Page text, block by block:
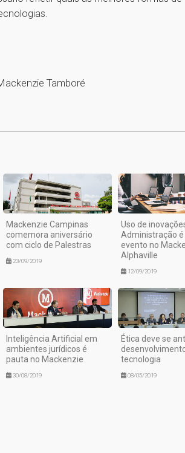
Tamboré
Mackenzie Campinas
comemora aniversário
com ciclo de Palestras
23/09/2019
Uso de
Administração
evento no
Alphaville
12/09/2019
Inteligência Artificial em
ambientes jurídicos é
pauta no Mackenzie
30/08/2019
Ética deve se
tecnologia
08/05/2019